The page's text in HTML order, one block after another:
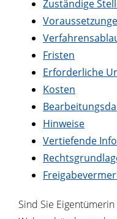
Zuständige
Fristen
Erforderliche
Kosten
Hinweise
Vertiefende
Sind Sie